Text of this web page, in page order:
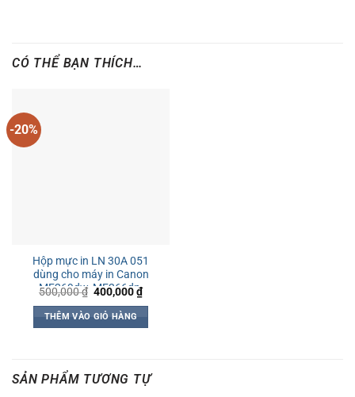
CÓ THỂ BẠN THÍCH…
-20%
Hộp mực in LN 30A 051
dùng cho máy in Canon
MF269dw, MF266dn,
LBP161DN, LBP162dw
500,000₫ Giá
là:
500,000 ₫.
400,000₫Giá
hiện
400,000 ₫.
THÊM VÀO GIỎ HÀNG
SẢN PHẨM TƯƠNG TỰ